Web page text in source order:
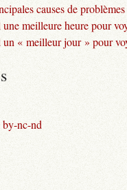
causes de problèmes
meilleure heure pour
un « meilleur jour » pour
nc-nd